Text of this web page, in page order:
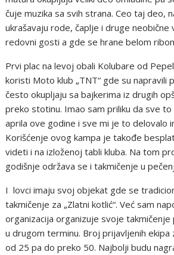
čuje muzika sa svih strana. Ceo taj deo,
ukrašavaju rode, čaplje i druge
redovni gosti a gde se hrane belom
Prvi plac na levoj obali Kolubare od
koristi Moto klub „TNT“ gde su napravili
često okupljaju sa bajkerima iz drugih
preko stotinu. Imao sam priliku da sve to
aprila ove godine i sve mi je to delovalo
Korišćenje ovog kampa je takođe
videti i na izloženoj tabli kluba. Na tom
godišnje održava se i takmičenje u
I lovci imaju svoj objekat gde se
takmičenje za „Zlatni kotlić“. Već sam
organizacija organizuje svoje takmičenje
u drugom terminu. Broj prijavljenih ekipa
od 25 pa do preko 50. Najbolji budu